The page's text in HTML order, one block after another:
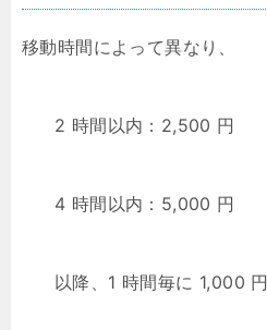
移動時間によって異なり、
2 時間以内：2,500 円
4 時間以内：5,000 円
以降、1 時間毎に 1,000 円